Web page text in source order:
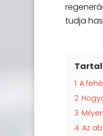
tudja
1 A
2
3
4 Az